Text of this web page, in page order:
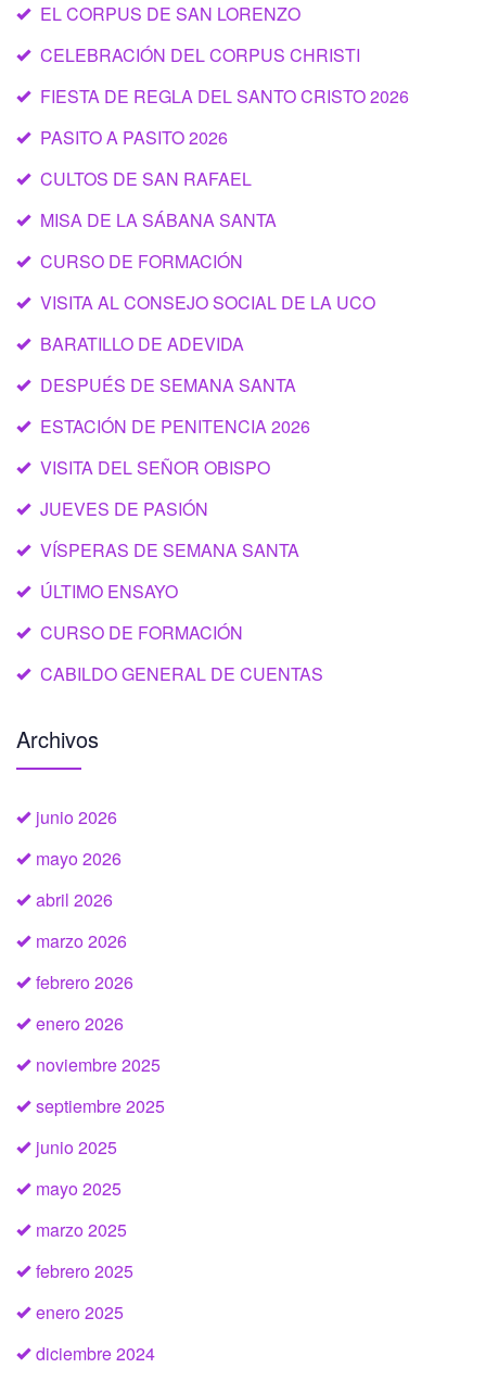
EL CORPUS DE SAN LORENZO
CELEBRACIÓN DEL CORPUS CHRISTI
FIESTA DE REGLA DEL SANTO CRISTO 2026
PASITO A PASITO 2026
CULTOS DE SAN RAFAEL
MISA DE LA SÁBANA SANTA
CURSO DE FORMACIÓN
VISITA AL CONSEJO SOCIAL DE LA UCO
BARATILLO DE ADEVIDA
DESPUÉS DE SEMANA SANTA
ESTACIÓN DE PENITENCIA 2026
VISITA DEL SEÑOR OBISPO
JUEVES DE PASIÓN
VÍSPERAS DE SEMANA SANTA
ÚLTIMO ENSAYO
CURSO DE FORMACIÓN
CABILDO GENERAL DE CUENTAS
Archivos
junio 2026
mayo 2026
abril 2026
marzo 2026
febrero 2026
enero 2026
noviembre 2025
septiembre 2025
junio 2025
mayo 2025
marzo 2025
febrero 2025
enero 2025
diciembre 2024